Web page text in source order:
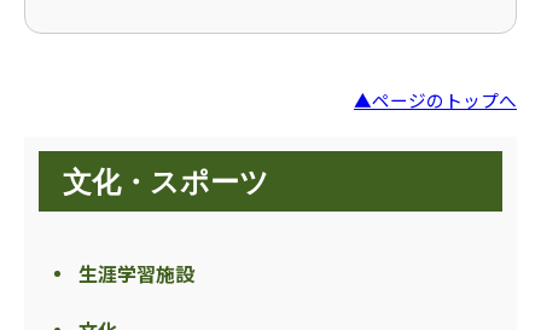
▲ページのトップへ
文化・スポーツ
生涯学習施設